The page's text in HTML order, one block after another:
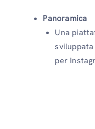
Panoramica
Una
per